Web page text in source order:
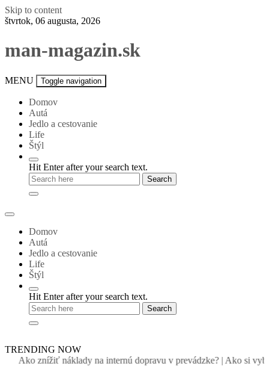
Skip to content
štvrtok, 06 augusta, 2026
man-magazin.sk
MENU Toggle navigation
Domov
Autá
Jedlo a cestovanie
Life
Štýl
Hit Enter after your search text.
Domov
Autá
Jedlo a cestovanie
Life
Štýl
Hit Enter after your search text.
TRENDING NOW
Ako znížiť náklady na internú dopravu v prevádzke?|Ako si